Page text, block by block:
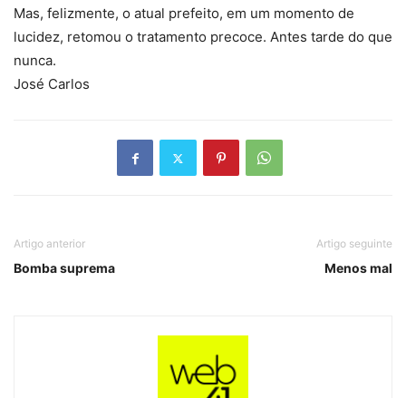
Mas, felizmente, o atual prefeito, em um momento de
lucidez, retomou o tratamento precoce. Antes tarde do que
nunca.
José Carlos
Artigo anterior
Bomba suprema
Artigo seguinte
Menos mal